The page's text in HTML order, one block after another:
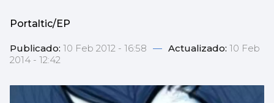
Portaltic/EP
Publicado: 10 Feb 2012 - 16:58 — Actualizado: 10 Feb
2014 - 12:42